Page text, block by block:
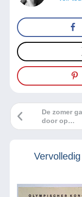
De zomer
door op
Delcampe!